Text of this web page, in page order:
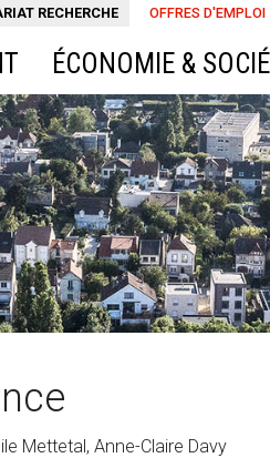
OFFRES D'EMPLOI
RECHERCHE
ÉCONOMIE &
Mettetal, Anne-Claire Davy